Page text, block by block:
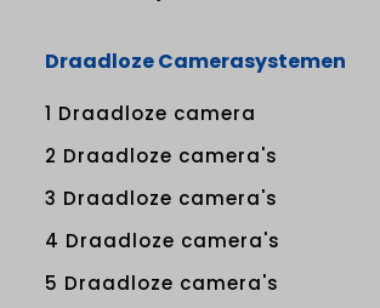
Draadloze Camerasystemen
1 Draadloze camera
2 Draadloze camera's
3 Draadloze camera's
4 Draadloze camera's
5 Draadloze camera's